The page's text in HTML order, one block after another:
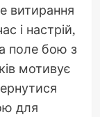
витирання
і настрій,
поле бою з
мотивує
для